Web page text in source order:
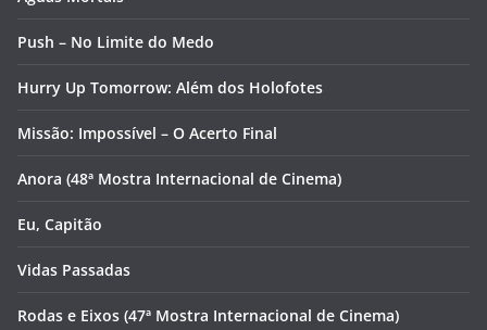
Push – No Limite do Medo
Hurry Up Tomorrow: Além dos Holofotes
Missão: Impossível – O Acerto Final
Anora (48ª Mostra Internacional de Cinema)
Eu, Capitão
Vidas Passadas
Rodas e Eixos (47ª Mostra Internacional de Cinema)